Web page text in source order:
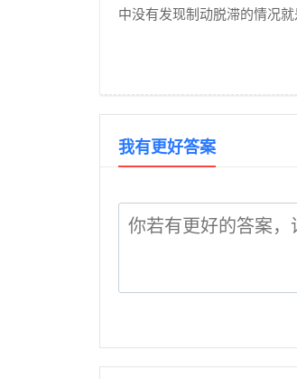
中没有发现制动脱滞的情况
我有更好答案